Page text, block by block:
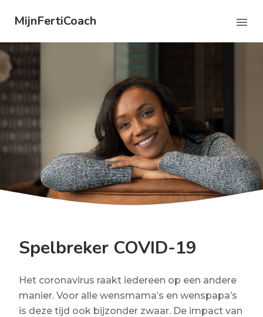
MijnFertiCoach
Spelbreker COVID-19
Het coronavirus raakt iedereen op een andere
manier. Voor alle wensmama’s en wenspapa’s
is deze tijd ook bijzonder zwaar. De impact van